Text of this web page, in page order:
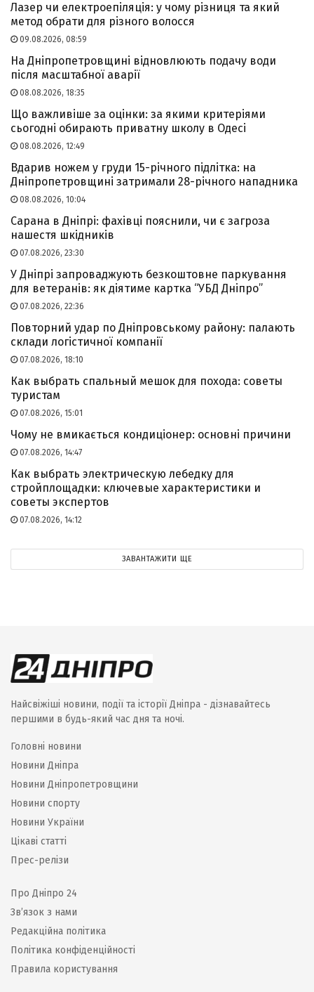
Лазер чи електроепіляція: у чому різниця та який
метод обрати для різного волосся
09.08.2026, 08:59
На Дніпропетровщині відновлюють подачу води
після масштабної аварії
08.08.2026, 18:35
Що важливіше за оцінки: за якими критеріями
сьогодні обирають приватну школу в Одесі
08.08.2026, 12:49
Вдарив ножем у груди 15-річного підлітка: на
Дніпропетровщині затримали 28-річного нападника
08.08.2026, 10:04
Сарана в Дніпрі: фахівці пояснили, чи є загроза
нашестя шкідників
07.08.2026, 23:30
У Дніпрі запроваджують безкоштовне паркування
для ветеранів: як діятиме картка “УБД Дніпро”
07.08.2026, 22:36
Повторний удар по Дніпровському району: палають
склади логістичної компанії
07.08.2026, 18:10
Как выбрать спальный мешок для похода: советы
туристам
07.08.2026, 15:01
Чому не вмикається кондиціонер: основні причини
07.08.2026, 14:47
Как выбрать электрическую лебедку для
стройплощадки: ключевые характеристики и
советы экспертов
07.08.2026, 14:12
ЗАВАНТАЖИТИ ЩЕ
Найсвіжіші новини, події та історії Дніпра - дізнавайтесь
першими в будь-який час дня та ночі.
Головні новини
Новини Дніпра
Новини Дніпропетровщини
Новини спорту
Новини України
Цікаві статті
Прес-релізи
Про Дніпро 24
Зв’язок з нами
Редакційна політика
Політика конфіденційності
Правила користування